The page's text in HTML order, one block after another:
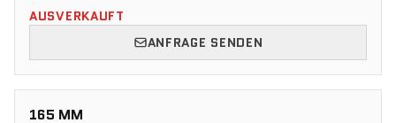
AUSVERKAUFT
ANFRAGE SENDEN
165 MM